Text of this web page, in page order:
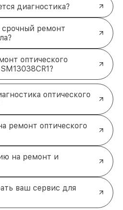
диагностика?
ремонт
оптического
оптического
ремонт оптического
на ремонт и
ваш сервис для